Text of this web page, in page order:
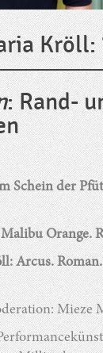
Kröll:
: Rand-
Schein der
Orange.
Arcus.
Mieze